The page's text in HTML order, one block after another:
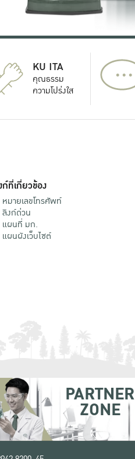
KU ITA
คุณธรรม
ความโปร่งใส
...
ที่เกี่ยวข้อง
หมายเลขโทรศัพท์
ลิงก์ด่วน
แผนที่ มก.
แผนผังเว็บไซต์
PARTNER
ZONE